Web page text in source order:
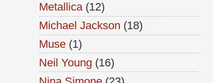
Metallica (12)
Michael Jackson (18)
Muse (1)
Neil Young (16)